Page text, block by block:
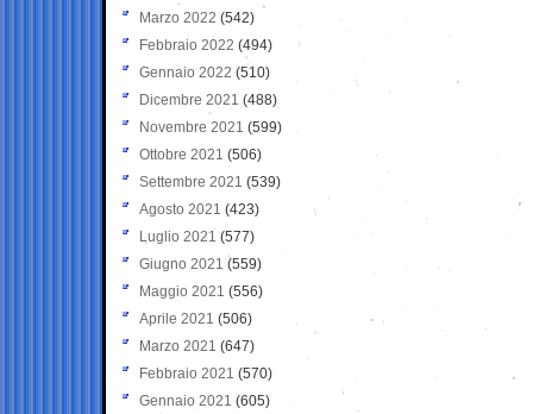
Marzo 2022 (542)
Febbraio 2022 (494)
Gennaio 2022 (510)
Dicembre 2021 (488)
Novembre 2021 (599)
Ottobre 2021 (506)
Settembre 2021 (539)
Agosto 2021 (423)
Luglio 2021 (577)
Giugno 2021(559)
Maggio 2021 (556)
Aprile 2021 (506)
Marzo 2021 (647)
Febbraio 2021 (570)
Gennaio 2021 (605)